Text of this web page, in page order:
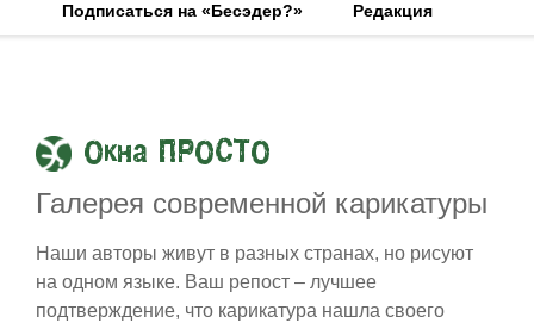
Подписаться на «Бесэдер?»
Редакция
Окна ПРОСТО
Галерея современной карикатуры
Наши авторы живут в разных странах, но рисуют
на одном языке. Ваш репост – лучшее
подтверждение, что карикатура нашла своего